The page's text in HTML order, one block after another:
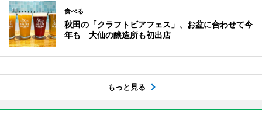
食べる
秋田の「クラフトビアフェス」、お盆に合わせて今
年も 大仙の醸造所も初出店
もっと見る